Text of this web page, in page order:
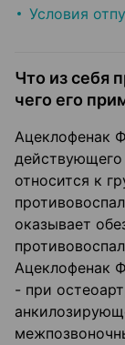
Условия
Что из себя
чего его
Ацеклофенак
относится к
оказывает
Ацеклофенак
- при